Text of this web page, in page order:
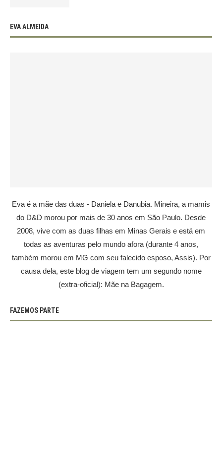
EVA ALMEIDA
Eva é a mãe das duas - Daniela e Danubia. Mineira, a mamis
do D&D morou por mais de 30 anos em São Paulo. Desde
2008, vive com as duas filhas em Minas Gerais e está em
todas as aventuras pelo mundo afora (durante 4 anos,
também morou em MG com seu falecido esposo, Assis). Por
causa dela, este blog de viagem tem um segundo nome
(extra-oficial): Mãe na Bagagem.
FAZEMOS PARTE